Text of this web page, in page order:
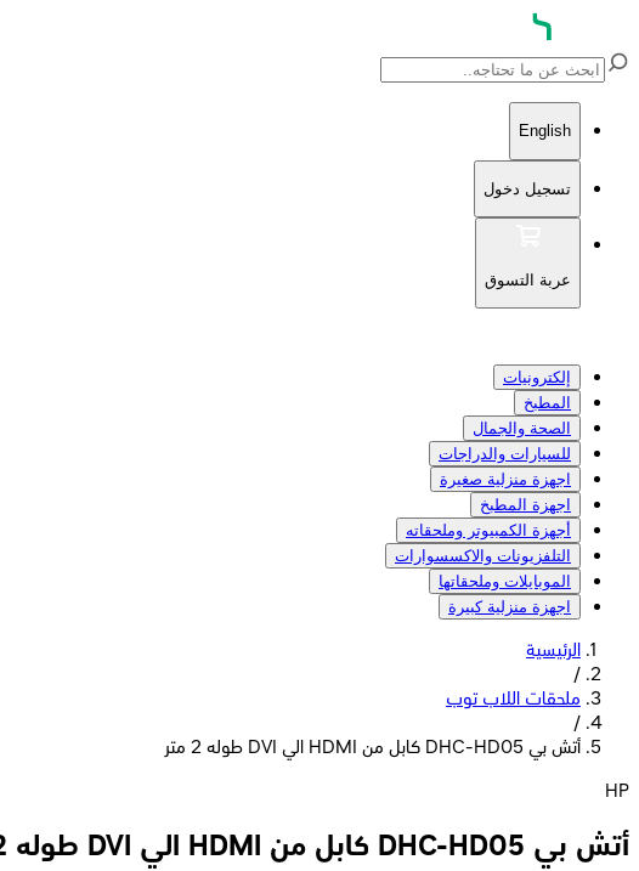
English
تسجيل دخول
عربة التسوق
إلكترونيات
المطبخ
الصحة والجمال
للسيارات والدراجات
اجهزة منزلية صغيرة
اجهزة المطبخ
أجهزة الكمبيوتر وملحقاته
التلفزيونات والاكسسوارات
الموبايلات وملحقاتها
اجهزة منزلية كبيرة
الرئيسية
/
ملحقات اللاب توب
/
أتش بي DHC-HD05 كابل من HDMI الي DVI طوله 2 متر
HP
أتش بي DHC-HD05 كابل من HDMI الي DVI طوله 2 متر